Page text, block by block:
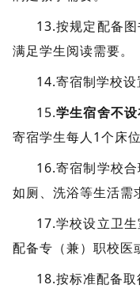
13.按规定配备
满足学生阅读需要。
14.寄宿制学校设
15.学生宿舍不
寄宿学生每人1个床
16.寄宿制学校
如厕、洗浴等生活需
17.学校设立卫
配备专（兼）职校医
18.按标准配备取